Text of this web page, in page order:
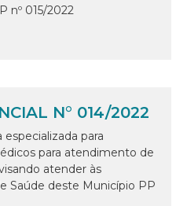
nº 015/2022
N° 014/2022
para
para atendimento de
atender às
Saúde deste Município PP